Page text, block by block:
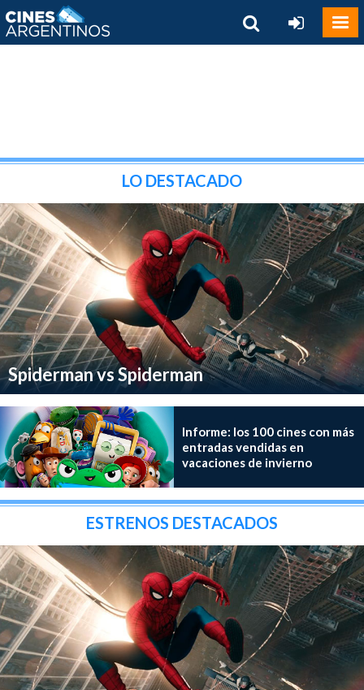
LO DESTACADO
Spiderman vs Spiderman
Informe: los 100 cines con más
entradas vendidas en
vacaciones de invierno
ESTRENOS DESTACADOS